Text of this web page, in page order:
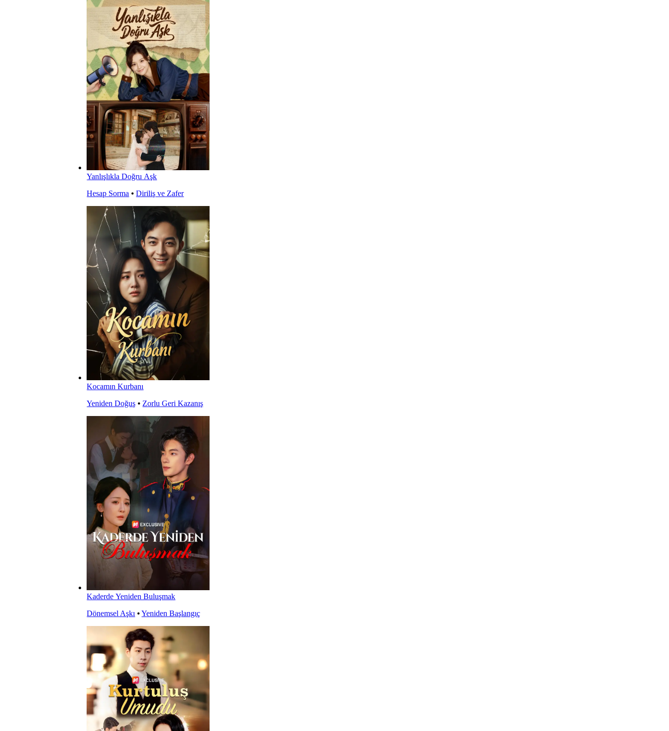
Yanlışlıkla Doğru Aşk
Hesap Sorma ⦁Diriliş ve Zafer
Kocamın Kurbanı
Yeniden Doğuş ⦁ Zorlu Geri Kazanış
Kaderde Yeniden Buluşmak
Dönemsel Aşkı ⦁Yeniden Başlangıç